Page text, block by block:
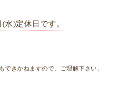
水)定休日です。
できかねますので、ご理解下さい。